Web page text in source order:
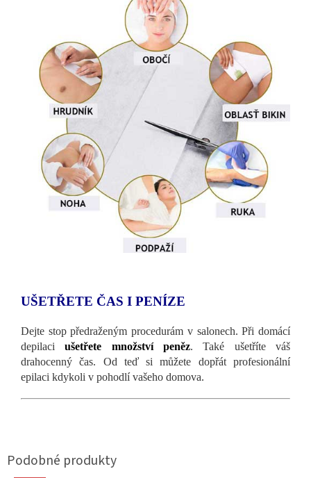
UŠETŘETE ČAS I PENÍZE
Dejte stop předraženým procedurám v salonech. Při domácí
depilaciušetřete množství peněz. Také ušetříte váš
drahocenný čas. Od teď si můžete dopřát profesionální
epilaci kdykoli v pohodlí vašeho domova.